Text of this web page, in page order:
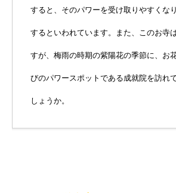
すると、そのパワーを受け取りやすくな
するといわれています。また、このお寺
すが、梅雨の時期の紫陽花の季節に、お
びのパワースポットである成就院を訪れ
しょうか。